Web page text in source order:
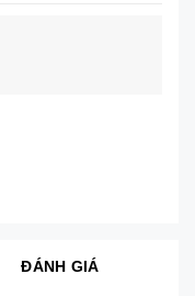
ĐÁNH GIÁ